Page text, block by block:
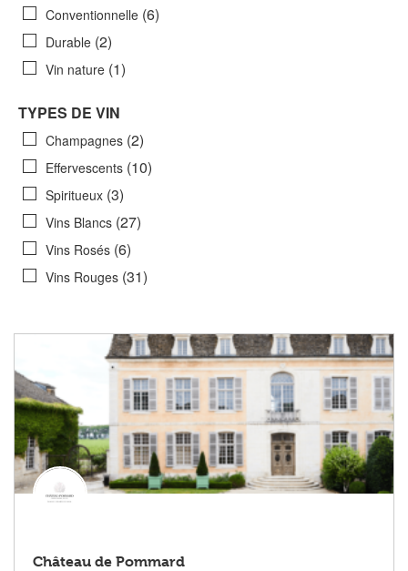
Conventionnelle (6)
Durable (2)
Vin nature (1)
TYPES DE VIN
Champagnes (2)
Effervescents (10)
Spiritueux (3)
Vins Blancs (27)
Vins Rosés (6)
Vins Rouges (31)
Château de Pommard